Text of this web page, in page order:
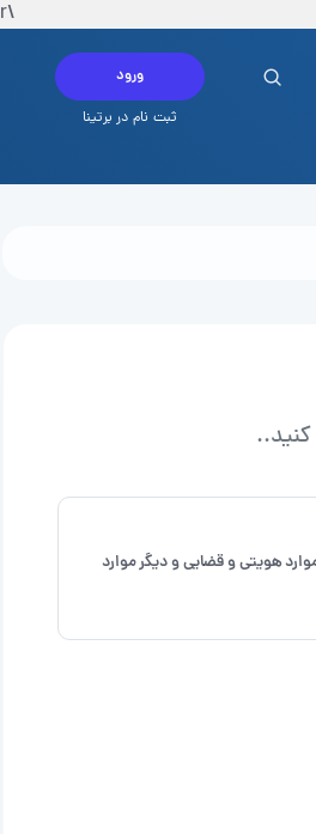
\r
ورود
ثبت نام در برتینا
هویتی و قضایی و دیگر موارد